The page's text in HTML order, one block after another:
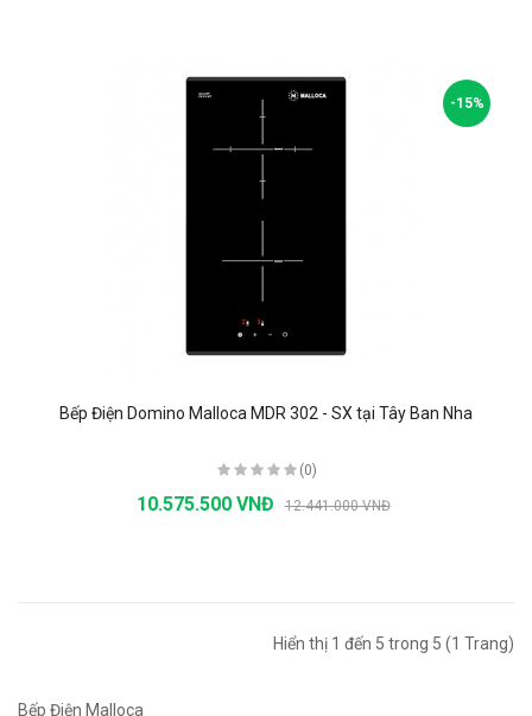
-15%
Bếp Điện Domino Malloca MDR 302 - SX tại Tây Ban Nha
(0)
10.575.500 VNĐ 12.441.000 VNĐ
Hiển thị 1 đến 5 trong 5 (1 Trang)
Bếp Điện Malloca